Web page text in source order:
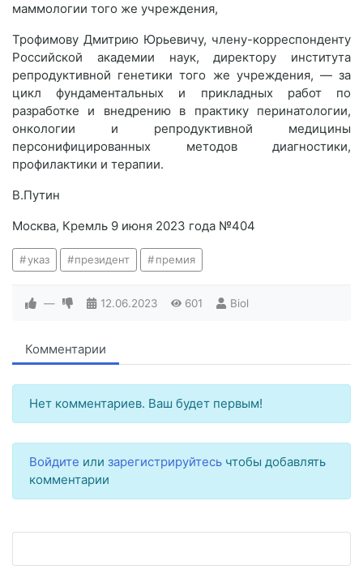
маммологии того же учреждения,
Трофимову Дмитрию Юрьевичу, члену-корреспонденту
Российской академии наук, директору института
репродуктивной генетики того же учреждения, — за
цикл фундаментальных и прикладных работ по
разработке и внедрению в практику перинатологии,
онкологии и репродуктивной медицины
персонифицированных методов диагностики,
профилактики и терапии.
В.Путин
Москва, Кремль 9 июня 2023 года №404
указ президент премия
— 12.06.2023 601 Biol
Комментарии
Нет комментариев. Ваш будет первым!
Войдите или зарегистрируйтесь чтобы добавлять
комментарии